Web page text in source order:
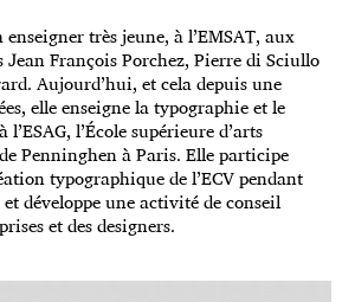
très jeune, à l’EMSAT, aux
Jean François Porchez, Pierre di Sciullo
Aujourd’hui, et cela depuis une
elle enseigne la typographie et le
l’École supérieure d’arts
Penninghen à Paris. Elle participe
typographique de l’ECV pendant
développe une activité de conseil
et des designers.